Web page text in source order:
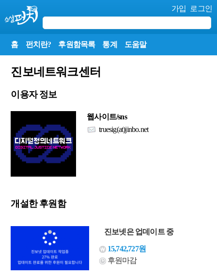
가입 로그인
홈 펀치란? 후원함목록 통계 도움말
진보네트워크센터
이용자 정보
웹사이트/sns
truesig(at)jinbo.net
개설한 후원함
진보넷은 업데이트 중
15,742,727원
후원마감